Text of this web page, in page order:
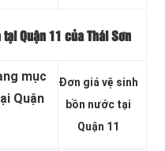
Quận 11 của Thái Sơn
mục
Quận
Đơn giá vệ sinh
bồn nước tại
Quận 11